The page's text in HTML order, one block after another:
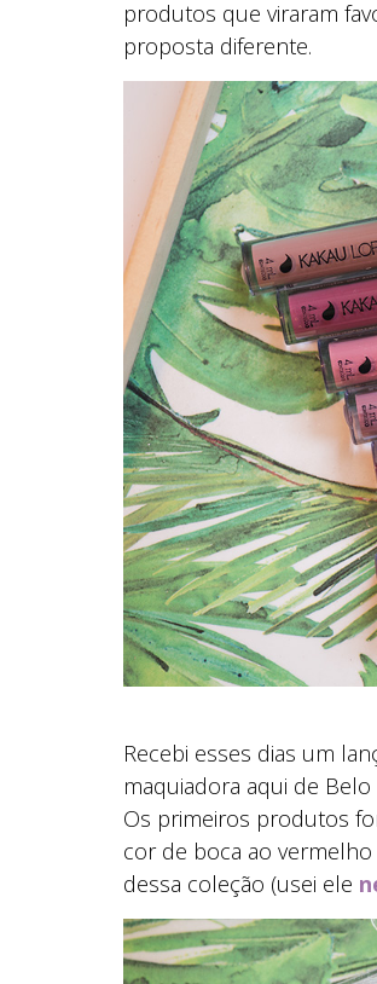
produtos que viraram
proposta diferente.
Recebi esses dias um
maquiadora aqui de
Os primeiros produtos
cor de boca ao vermelho
dessa coleção (usei ele